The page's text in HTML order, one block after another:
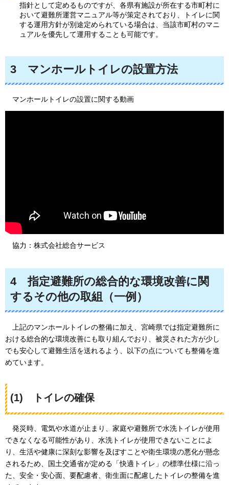
指針として定めるものですが、各県有施設が所在する市町村に
おいて避難所運営マニュアル等が策定されており、トイレに関
する運用方針が別途定められている場合は、当該市町村のマニ
ュアルを優先して運用することも可能です。
3 マンホールトイレの設置方法
マンホールトイレの設置に関する動画
協力：株式会社総合サービス
4
指定避難所の総合的な環境改善に関
するその他の取組（一例）
上記のマンホールトイレの整備に加え、宮崎県では指定避難所に
おける総合的な環境改善にも取り組んでおり、被災された方が少し
でも安心して避難生活を送れるよう、以下の点についても整備を進
めています。
(1) トイレの確保
発災時、電気や水道が止まり、家庭や避難所で水洗トイレが使用
できなくなる可能性があり、水洗トイレが使用できないことによ
り、生活や健康に深刻な影響を及ぼすことや衛生環境の悪化が懸念
されるため、国土交通省が定める「快適トイレ」の標準仕様に沿っ
た、安全・安心面、要配慮者、衛生面に配慮したトイレの整備を進